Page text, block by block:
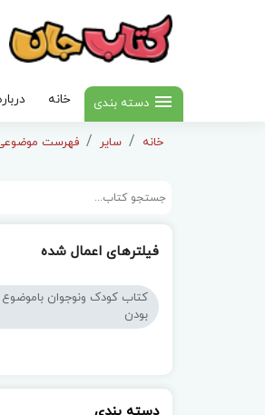
دسته بندی خانه
خانه سایر فهرست موضوعی
فیلترهای اعمال شده
کتاب کودک ونوجوان
بودن